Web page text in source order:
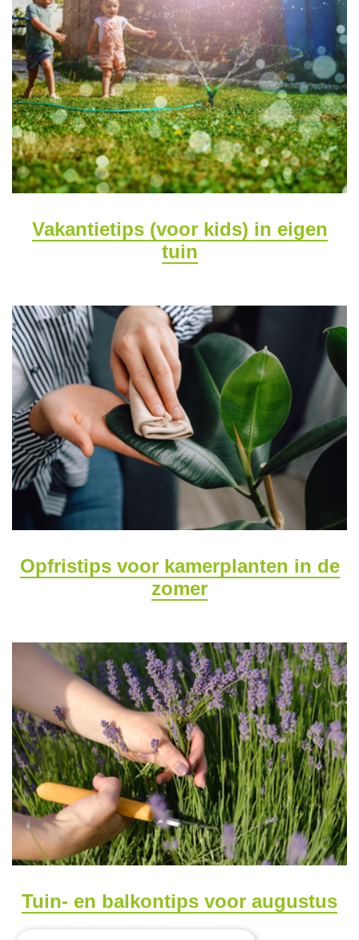
Vakantietips (voor kids) in eigen
tuin
Opfristips voor kamerplanten in de
zomer
Tuin- en balkontips voor augustus